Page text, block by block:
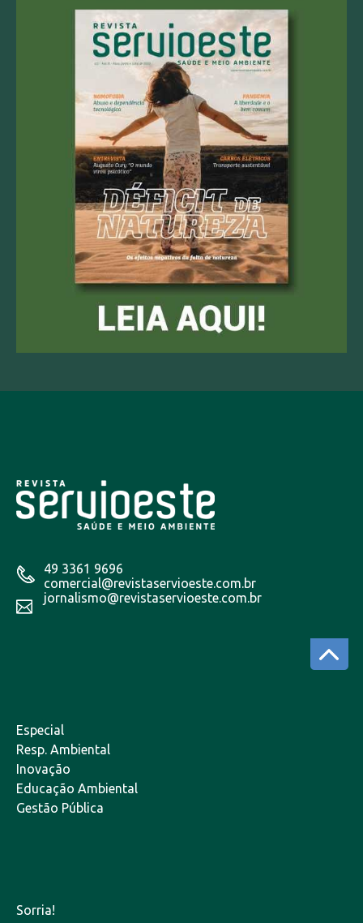
49 3361 9696
comercial@revistaservioeste.com.br
jornalismo@revistaservioeste.com.br
Especial
Resp. Ambiental
Inovação
Educação Ambiental
Gestão Pública
Sorria!